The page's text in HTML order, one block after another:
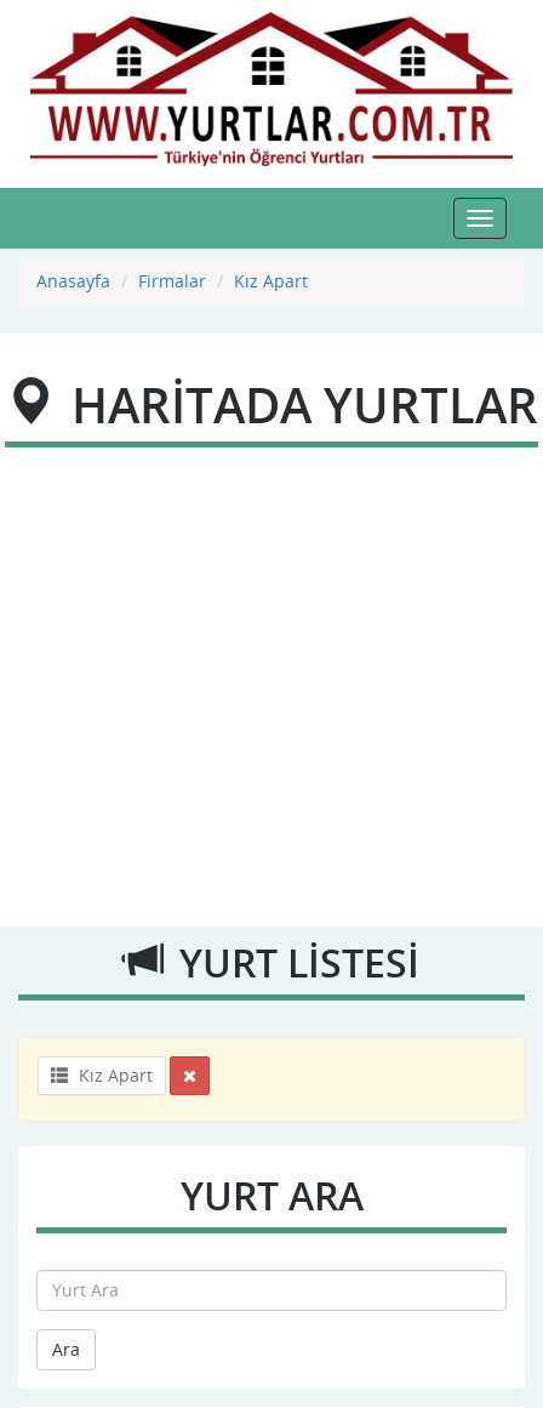
Toggle
Anasayfa
Firmalar Kız Apart
HARİTADA YURTLAR
YURT LİSTESİ
Kız Apart
YURT ARA
Ara